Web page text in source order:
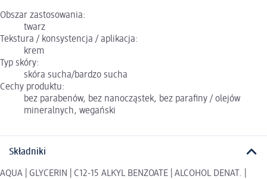
Obszar zastosowania:
twarz
Tekstura / konsystencja / aplikacja:
krem
Typ skóry:
skóra sucha/bardzo sucha
Cechy produktu:
bez parabenów, bez nanocząstek, bez parafiny / olejów
mineralnych, wegański
Składniki
AQUA | GLYCERIN | C12-15 ALKYL BENZOATE | ALCOHOL DENAT. |